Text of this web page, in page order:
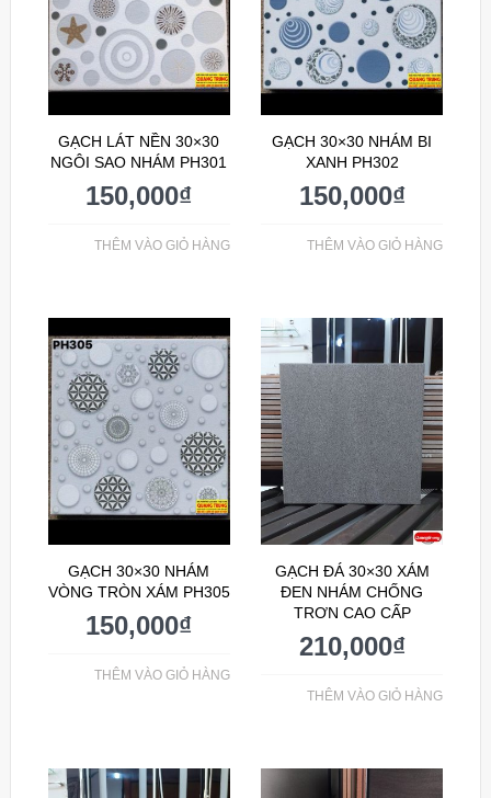
GẠCH LÁT NỀN 30×30
NGÔI SAO NHÁM PH301
150,000₫
THÊM VÀO GIỎ HÀNG
GẠCH 30×30 NHÁM BI
XANH PH302
150,000₫
THÊM VÀO GIỎ HÀNG
GẠCH 30×30 NHÁM
VÒNG TRÒN XÁM PH305
150,000₫
THÊM VÀO GIỎ HÀNG
GẠCH ĐÁ 30×30 XÁM
ĐEN NHÁM CHỐNG
TRƠN CAO CẤP
210,000₫
THÊM VÀO GIỎ HÀNG